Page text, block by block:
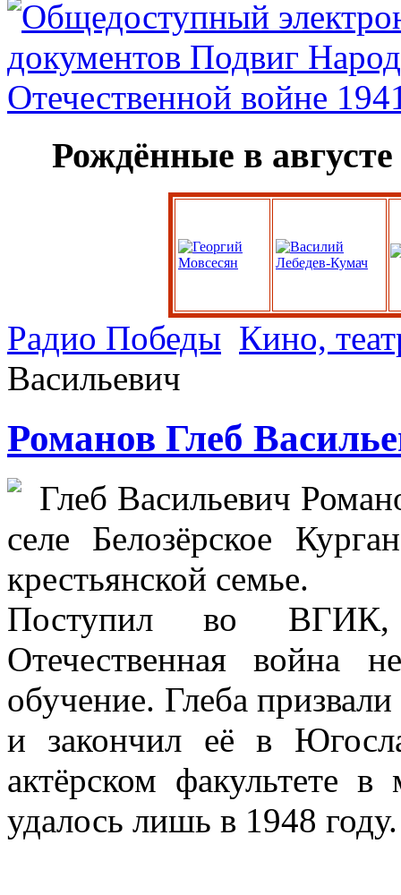
Рождённые в августе
Радио Победы Кино,
Васильевич
Романов Глеб
Глеб Васильевич
селе Белозёрское
крестьянской семье.
Поступил во ВГИК,
Отечественная война
обучение. Глеба
и закончил её в
актёрском факультете в
удалось лишь в 1948 году.